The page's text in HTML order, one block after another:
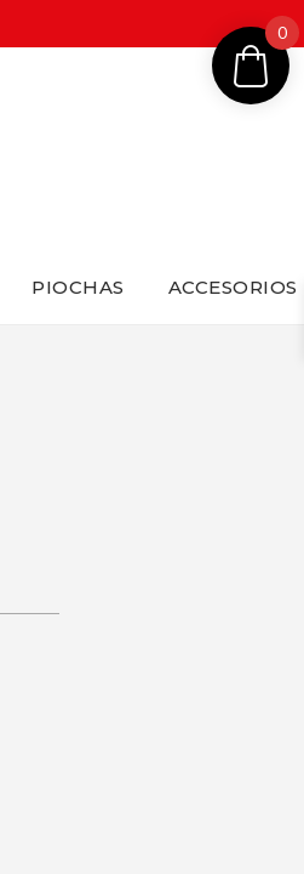
PIOCHAS ACCESORIOS
0